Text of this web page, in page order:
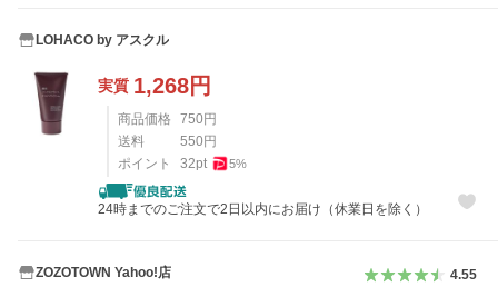
LOHACO by アスクル
実質 1,268円
商品価格 750円
送料
550円
ポイント
32pt 5%
24時までのご注文で2日以内にお届け（休業日を除く）
ZOZOTOWN Yahoo!店 4.55